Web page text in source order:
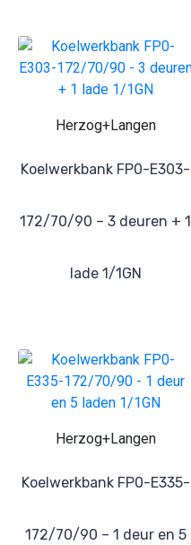
Herzog+Langen
Koelwerkbank FP0-E303-
172/70/90 – 3 deuren + 1
lade 1/1GN
Herzog+Langen
Koelwerkbank FP0-E335-
172/70/90 – 1 deur en 5